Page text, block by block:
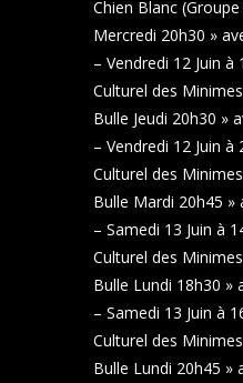
Chien Blanc
Mercredi 20h30 »
– Vendredi 12 Juin à
Culturel des
Bulle Jeudi 20h30 »
– Vendredi 12 Juin à
Culturel des
Bulle Mardi 20h45 »
– Samedi 13 Juin à
Culturel des
Bulle Lundi 18h30 »
– Samedi 13 Juin à
Culturel des
Bulle Lundi 20h45 »